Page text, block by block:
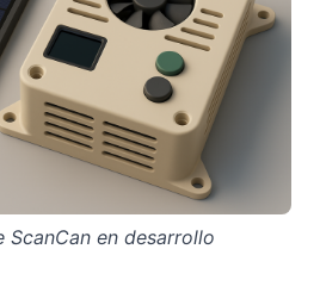
en desarrollo